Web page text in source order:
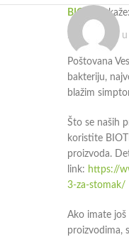
BIOTEO kaže:
27.05.2024.
Poštovana
bakteriju,
blažim
Što se naših
koristite
proizvoda.
link: https://
3-za-stomak/
Ako imate još
proizvodima,